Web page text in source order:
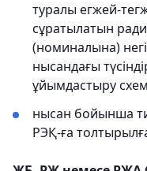
туралы егжей-
сұратылатын
(номиналына)
нысандағы
ұйымдастыру
нысан бойынша
РЭҚ-ға